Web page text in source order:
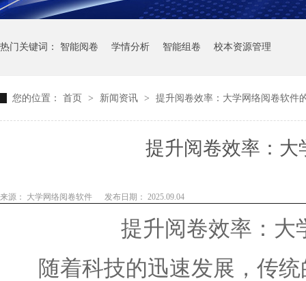
热门关键词： 智能阅卷 学情分析 智能组卷 校本资源管理
您的位置： 首页 > 新闻资讯 > 提升阅卷效率：大学网络阅卷软件
提升阅卷效率：大
来源： 大学网络阅卷软件 发布日期： 2025.09.04
提升阅卷效率：大
随着科技的迅速发展，传统